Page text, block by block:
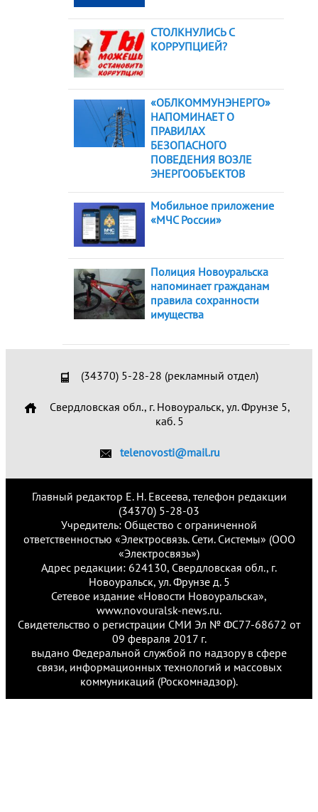
СТОЛКНУЛИСЬ С
КОРРУПЦИЕЙ?
«ОБЛКОММУНЭНЕРГО»
НАПОМИНАЕТ О
ПРАВИЛАХ
БЕЗОПАСНОГО
ПОВЕДЕНИЯ ВОЗЛЕ
ЭНЕРГООБЪЕКТОВ
Мобильное приложение
«МЧС России»
Полиция Новоуральска
напоминает гражданам
правила сохранности
имущества
(34370) 5-28-28 (рекламный отдел)
Свердловская обл., г. Новоуральск, ул. Фрунзе 5,
каб. 5
telenovosti@mail.ru
Главный редактор Е. Н. Евсеева, телефон редакции
(34370) 5-28-03
Учредитель: Общество с ограниченной
ответственностью «Электросвязь. Сети. Системы» (ООО
«Электросвязь»)
Адрес редакции: 624130, Свердловская обл., г.
Новоуральск, ул. Фрунзе д. 5
Сетевое издание «Новости Новоуральска»,
www.novouralsk-news.ru.
Свидетельство о регистрации СМИ Эл № ФС77-68672 от
09 февраля 2017 г.
выдано Федеральной службой по надзору в сфере
связи, информационных технологий и массовых
коммуникаций (Роскомнадзор).